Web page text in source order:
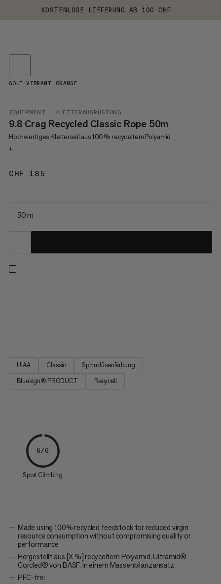
KOSTENLOSE LIEFERUNG AB 100 CHF
EQUIPMENT KLETTERAUSRÜSTUNG
9.8 Crag Recycled Classic Rope 50m
Hochwertiges Kletterseil aus 100 % recyceltem Polyamid
+
CHF 185
GOLF-VIBRANT ORANGE
50 m
UIAA Classic
Spinndüsenfärbung
Bluesign® PRODUCT
Recycelt
6/6
Sport Climbing
Made using 100% recycled feedstock for reduced virgin
resource consumption without compromising quality or
performance
Hergestellt aus [X %] recyceltem Polyamid, Ultramid®
Ccycled® von BASF, in einem Massenbilanzansatz
PFC-frei